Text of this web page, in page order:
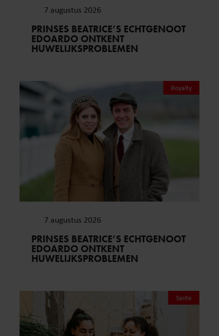
7 augustus 2026
PRINSES BEATRICE’S ECHTGENOOT
EDOARDO ONTKENT
HUWELIJKSPROBLEMEN
Royalty
7 augustus 2026
PRINSES BEATRICE’S ECHTGENOOT
EDOARDO ONTKENT
HUWELIJKSPROBLEMEN
Sante